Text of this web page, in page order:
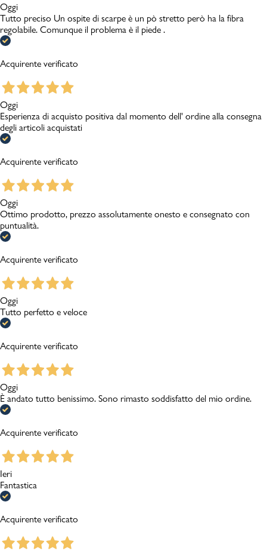
Oggi
Tutto preciso Un ospite di scarpe è un pò stretto però ha la fibra
regolabile. Comunque il problema è il piede .
Acquirente verificato
Oggi
Esperienza di acquisto positiva dal momento dell' ordine alla consegna
degli articoli acquistati
Acquirente verificato
Oggi
Ottimo prodotto, prezzo assolutamente onesto e consegnato con
puntualità.
Acquirente verificato
Oggi
Tutto perfetto e veloce
Acquirente verificato
Oggi
È andato tutto benissimo. Sono rimasto soddisfatto del mio ordine.
Acquirente verificato
Ieri
Fantastica
Acquirente verificato